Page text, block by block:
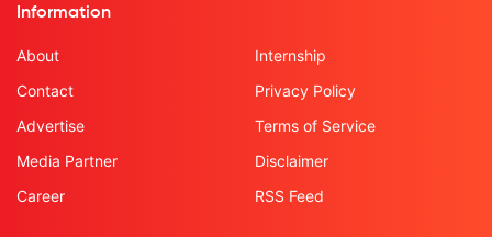
Information
About
Contact
Advertise
Media Partner
Career
Internship
Privacy Policy
Terms of Service
Disclaimer
RSS Feed